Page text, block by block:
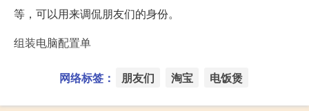
等，可以用来调侃朋友们的身份。
组装电脑配置单
网络标签： 朋友们 淘宝 电饭煲